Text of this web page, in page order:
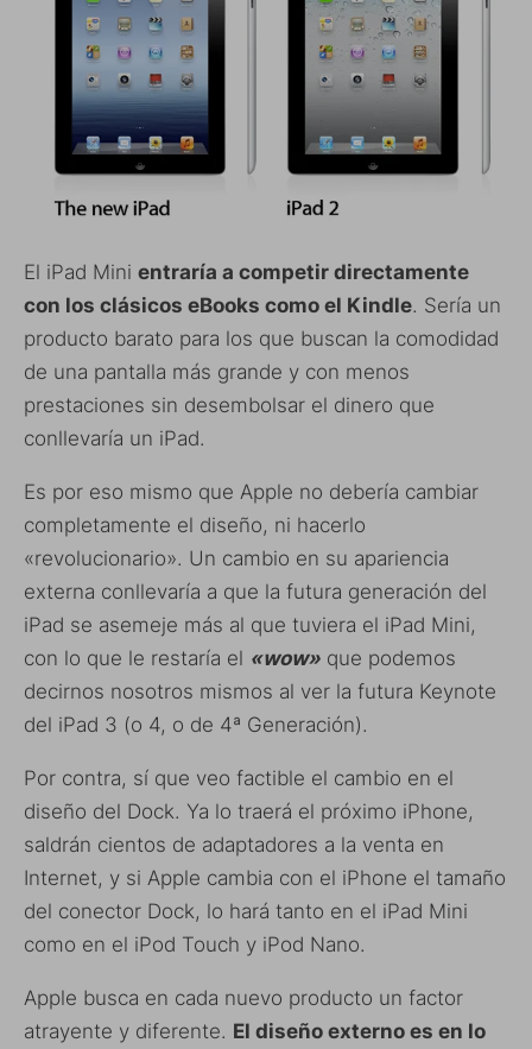
El iPad Mini entraría a competir directamente
con los clásicos eBooks como el Kindle. Sería un
producto barato para los que buscan la comodidad
de una pantalla más grande y con menos
prestaciones sin desembolsar el dinero que
conllevaría un iPad.
Es por eso mismo que Apple no debería cambiar
completamente el diseño, ni hacerlo
«revolucionario». Un cambio en su apariencia
externa conllevaría a que la futura generación del
iPad se asemeje más al que tuviera el iPad Mini,
con lo que le restaría el «wow» que podemos
decirnos nosotros mismos al ver la futura Keynote
del iPad 3 (o 4, o de 4ª Generación).
Por contra, sí que veo factible el cambio en el
diseño del Dock. Ya lo traerá el próximo iPhone,
saldrán cientos de adaptadores a la venta en
Internet, y si Apple cambia con el iPhone el tamaño
del conector Dock, lo hará tanto en el iPad Mini
como en el iPod Touch y iPod Nano.
Apple busca en cada nuevo producto un factor
atrayente y diferente. El diseño externo es en lo